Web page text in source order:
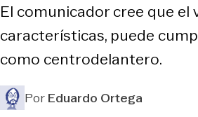
El comunicador cree que el
características, puede
como centrodelantero.
PorEduardo Ortega